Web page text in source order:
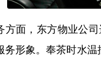
方面，东方物业公
务形象。奉茶时水